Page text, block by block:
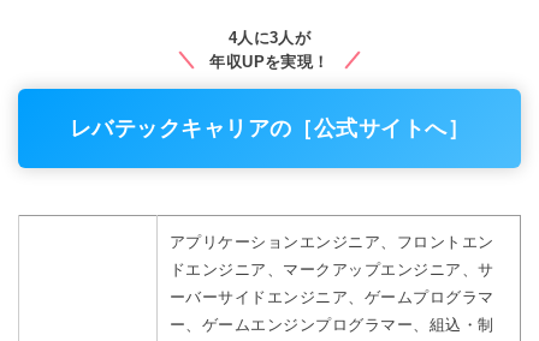
4人に3人が
年収UPを実現！
レバテックキャリアの［公式サイトへ］
アプリケーションエンジニア、フロントエン
ドエンジニア、マークアップエンジニア、サ
ーバーサイドエンジニア、ゲームプログラマ
ー、ゲームエンジンプログラマー、組込・制